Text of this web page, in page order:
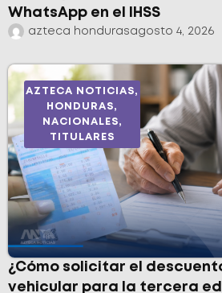
WhatsApp en el IHSS
azteca hondurasagosto 4, 2026
AZTECA NOTICIAS,
HONDURAS,
NACIONALES,
TITULARES
¿Cómo solicitar el
vehicular para la tercera